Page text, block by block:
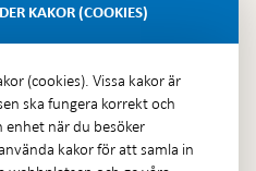
KAKOR (COOKIES)
(cookies). Vissa kakor är
ska fungera korrekt och
enhet när du besöker
kakor för att samla in